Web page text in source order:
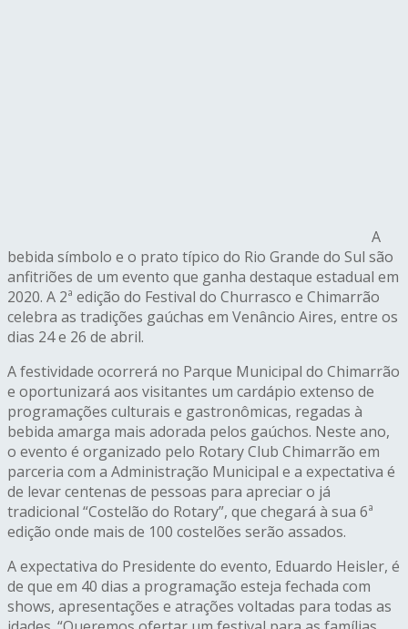
A
bebida símbolo e o prato típico do Rio Grande do Sul são
anfitriões de um evento que ganha destaque estadual em
2020. A 2ª edição do Festival do Churrasco e Chimarrão
celebra as tradições gaúchas em Venâncio Aires, entre os
dias 24 e 26 de abril.
A festividade ocorrerá no Parque Municipal do Chimarrão
e oportunizará aos visitantes um cardápio extenso de
programações culturais e gastronômicas, regadas à
bebida amarga mais adorada pelos gaúchos. Neste ano,
o evento é organizado pelo Rotary Club Chimarrão em
parceria com a Administração Municipal e a expectativa é
de levar centenas de pessoas para apreciar o já
tradicional “Costelão do Rotary”, que chegará à sua 6ª
edição onde mais de 100 costelões serão assados.
A expectativa do Presidente do evento, Eduardo Heisler, é
de que em 40 dias a programação esteja fechada com
shows, apresentações e atrações voltadas para todas as